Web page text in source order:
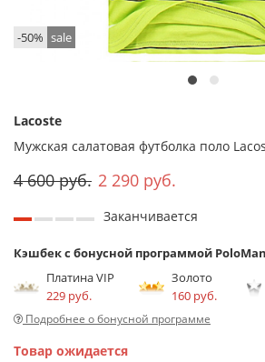
-50% sale
Lacoste
Мужская салатовая футболка поло
4 600 руб. 2 290 руб.
Заканчивается
Кэшбек с бонусной программой PoloMan
Платина VIP
229 руб.
Золото
160 руб.
Подробнее о бонусной программе
Товар ожидается